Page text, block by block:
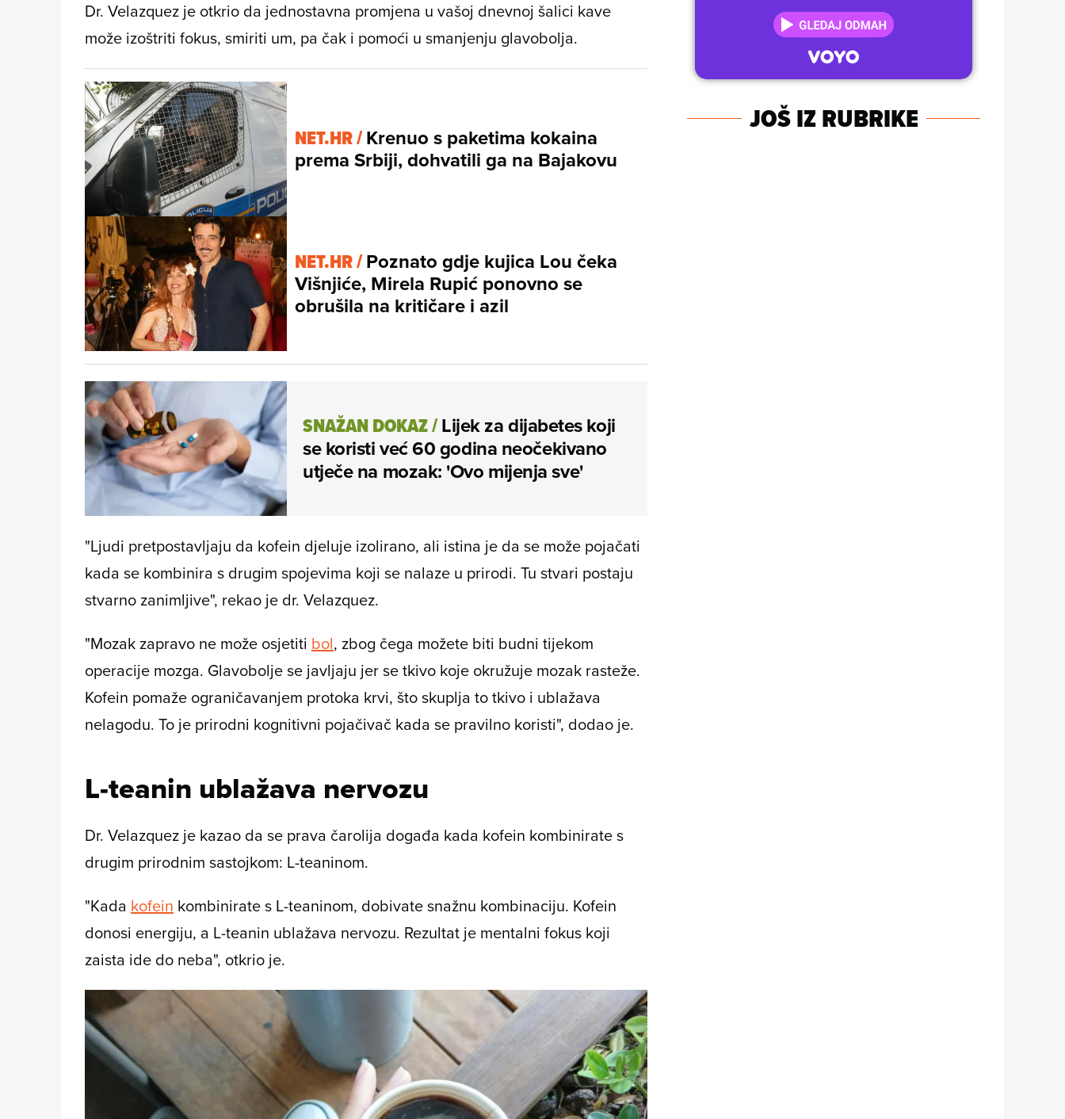
Dr. Velazquez je otkrio da jednostavna promjena u vašoj dnevnoj šalici kave
može izoštriti fokus, smiriti um, pa čak i pomoći u smanjenju glavobolja.
NET.HR /Krenuo s paketima kokaina
prema Srbiji, dohvatili ga na Bajakovu
NET.HR /Poznato gdje kujica Lou čeka
Višnjiće, Mirela Rupić ponovno se
obrušila na kritičare i azil
SNAŽAN DOKAZ/Lijek za dijabetes koji
se koristi već 60 godina neočekivano
utječe na mozak: 'Ovo mijenja sve'
"Ljudi pretpostavljaju da kofein djeluje izolirano, ali istina je da se može pojačati
kada se kombinira s drugim spojevima koji se nalaze u prirodi. Tu stvari postaju
stvarno zanimljive", rekao je dr. Velazquez.
"Mozak zapravo ne može osjetiti bol, zbog čega možete biti budni tijekom
operacije mozga. Glavobolje se javljaju jer se tkivo koje okružuje mozak rasteže.
Kofein pomaže ograničavanjem protoka krvi, što skuplja to tkivo i ublažava
nelagodu. To je prirodni kognitivni pojačivač kada se pravilno koristi", dodao je.
L-teanin ublažava nervozu
Dr. Velazquez je kazao da se prava čarolija događa kada kofein kombinirate s
drugim prirodnim sastojkom: L-teaninom.
"Kada kofein kombinirate s L-teaninom, dobivate snažnu kombinaciju. Kofein
donosi energiju, a L-teanin ublažava nervozu. Rezultat je mentalni fokus koji
zaista ide do neba", otkrio je.
JOŠ IZ RUBRIKE